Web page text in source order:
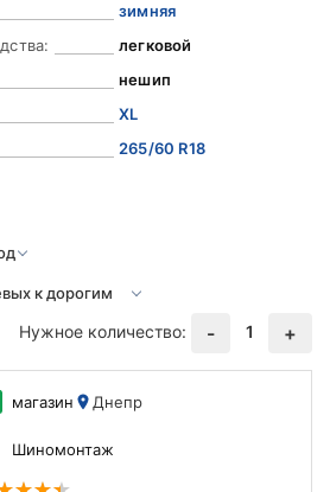
зимняя
легковой
нешип
XL
265/60 R18
Нужное количество:
- 1 +
магазин Днепр
Шиномонтаж